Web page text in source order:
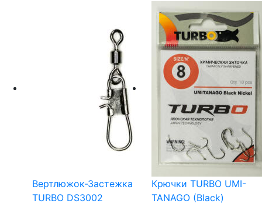
Вертлюжок-Застежка
TURBO DS3002
Крючки TURBO UMI-
TANAGO (Black)